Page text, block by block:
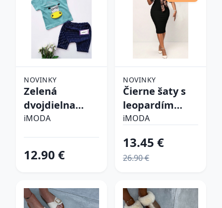
NOVINKY
Zelená
dvojdielna
bavlnená
iMODA
12.90 €
NOVINKY
Čierne šaty s
leopardím
vzorom
iMODA
13.45 €
26.90 €